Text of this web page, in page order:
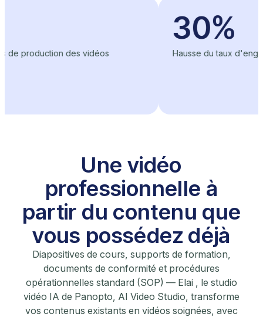
des vidéos
30%
Hausse du taux d'engagement
Une vidéo
professionnelle à
partir du contenu que
vous possédez déjà
Diapositives de cours, supports de formation,
documents de conformité et procédures
opérationnelles standard (SOP) — Elai , le studio
vidéo IA de Panopto, AI Video Studio, transforme
vos contenus existants en vidéos soignées, avec